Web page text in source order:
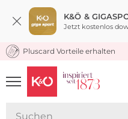
K&Ö &
Jetzt kostenlos
KOSTENLOSER
Pluscard Vorteile erhalten
UNSERE APP
CLICK &